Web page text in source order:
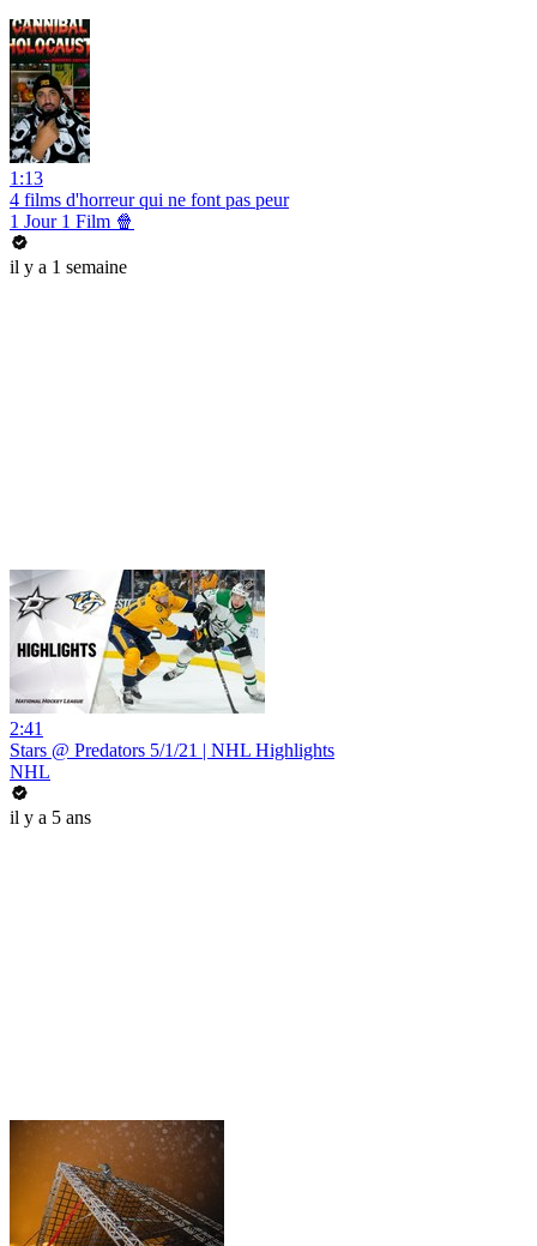
1:13
4 films d'horreur qui ne font pas peur
1 Jour 1 Film 🍿
il y a 1 semaine
2:41
Stars @ Predators 5/1/21 | NHL Highlights
NHL
il y a 5 ans